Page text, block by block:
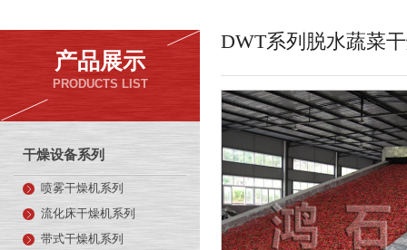
产品展示
PRODUCTS LIST
干燥设备系列
喷雾干燥机系列
流化床干燥机系列
带式干燥机系列
DWT系列脱水蔬菜